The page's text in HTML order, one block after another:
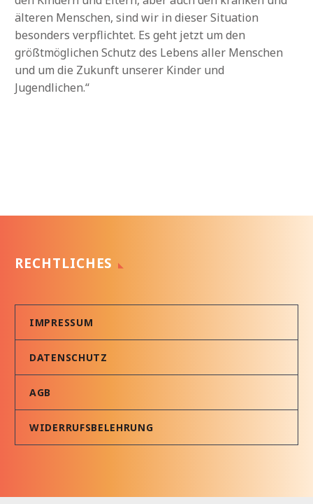
älteren Menschen, sind wir in dieser Situation
besonders verpflichtet. Es geht jetzt um den
größtmöglichen Schutz des Lebens aller Menschen
und um die Zukunft unserer Kinder und
Jugendlichen.“
RECHTLICHES
IMPRESSUM
DATENSCHUTZ
AGB
WIDERRUFSBELEHRUNG